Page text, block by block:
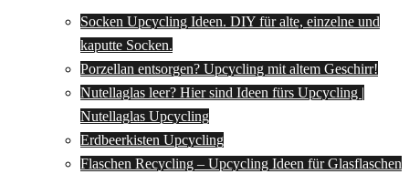
Socken Upcycling Ideen. DIY für alte, einzelne und
kaputte Socken.
Porzellan entsorgen? Upcycling mit altem Geschirr!
Nutellaglas leer? Hier sind Ideen fürs Upcycling |
Nutellaglas Upcycling
Erdbeerkisten Upcycling
Flaschen Recycling – Upcycling Ideen für Glasflaschen